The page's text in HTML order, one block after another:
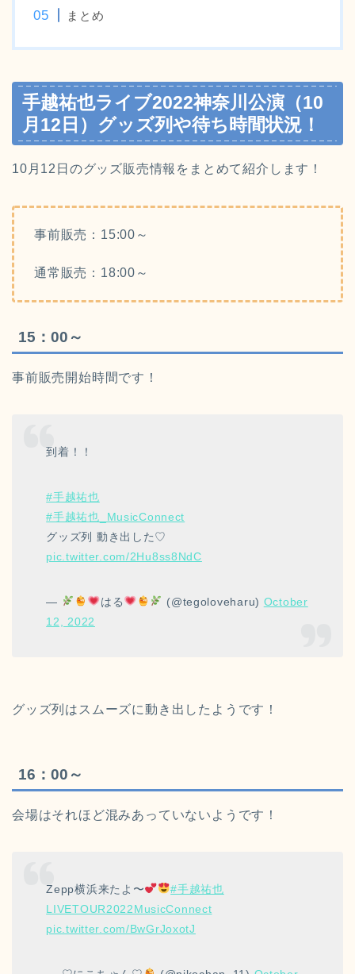
まとめ
手越祐也ライブ2022神奈川公演（10
月12日）グッズ列や待ち時間状況！
10月12日のグッズ販売情報をまとめて紹介します！
事前販売：15:00～
通常販売：18:00～
15：00～
事前販売開始時間です！
到着！！
#手越祐也
#手越祐也_MusicConnect
グッズ列 動き出した♡
pic.twitter.com/2Hu8ss8NdC
— はる (@tegoloveharu) October
12, 2022
グッズ列はスムーズに動き出したようです！
16：00～
会場はそれほど混みあっていないようです！
Zepp横浜来たよ〜
#手越祐也
LIVETOUR2022MusicConnect
pic.twitter.com/BwGrJoxotJ